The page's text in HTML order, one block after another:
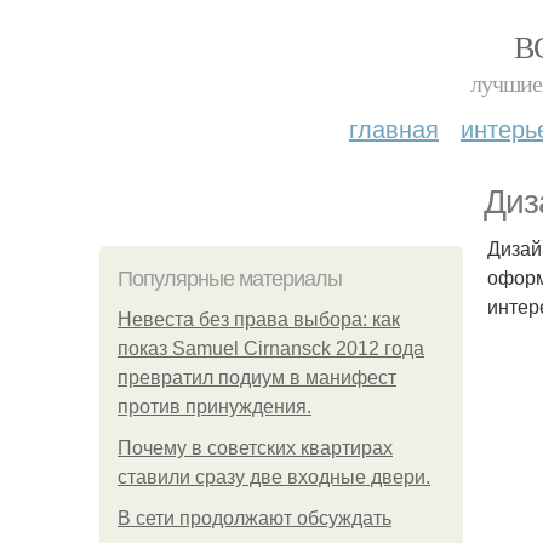
лучшие
главная
Популярные материалы
Невеста без права выбора: как
показ Samuel Cirnansck 2012 года
превратил подиум в манифест
против принуждения.
Почему в советских квартирах
ставили сразу две входные двери.
В сети продолжают обсуждать